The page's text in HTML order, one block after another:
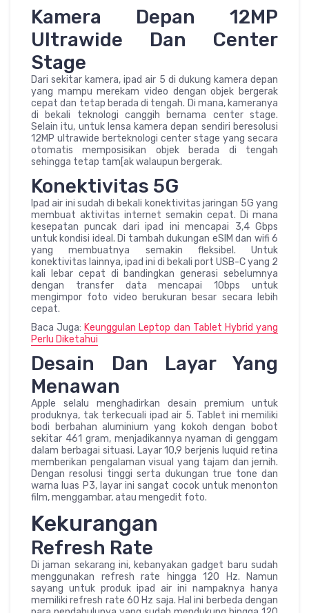
Kamera Depan 12MP
Ultrawide Dan Center
Stage
Dari sekitar kamera, ipad air 5 di dukung kamera depan
yang mampu merekam video dengan objek bergerak
cepat dan tetap berada di tengah. Di mana, kameranya
di bekali teknologi canggih bernama center stage.
Selain itu, untuk lensa kamera depan sendiri beresolusi
12MP ultrawide berteknologi center stage yang secara
otomatis memposisikan objek berada di tengah
sehingga tetap tam[ak walaupun bergerak.
Konektivitas 5G
Ipad air ini sudah di bekali konektivitas jaringan 5G yang
membuat aktivitas internet semakin cepat. Di mana
kesepatan puncak dari ipad ini mencapai 3,4 Gbps
untuk kondisi ideal. Di tambah dukungan eSIM dan wifi 6
yang membuatnya semakin fleksibel. Untuk
konektivitas lainnya, ipad ini di bekali port USB-C yang 2
kali lebar cepat di bandingkan generasi sebelumnya
dengan transfer data mencapai 10bps untuk
mengimpor foto video berukuran besar secara lebih
cepat.
Baca Juga: Keunggulan Leptop dan Tablet Hybrid yang
Perlu Diketahui
Desain Dan Layar Yang
Menawan
Apple selalu menghadirkan desain premium untuk
produknya, tak terkecuali ipad air 5. Tablet ini memiliki
bodi berbahan aluminium yang kokoh dengan bobot
sekitar 461 gram, menjadikannya nyaman di genggam
dalam berbagai situasi. Layar 10,9 berjenis luquid retina
memberikan pengalaman visual yang tajam dan jernih.
Dengan resolusi tinggi serta dukungan true tone dan
warna luas P3, layar ini sangat cocok untuk menonton
film, menggambar, atau mengedit foto.
Kekurangan
Refresh Rate
Di jaman sekarang ini, kebanyakan gadget baru sudah
menggunakan refresh rate hingga 120 Hz. Namun
sayang untuk produk ipad air ini nampaknya hanya
memiliki refresh rate 60 Hz saja. Hal ini berbeda dengan